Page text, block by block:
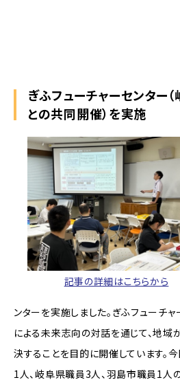
ぎふフューチャーセンター
との共同開催）を実施
記事の詳細はこちらから
ンターを実施しました。ぎふフューチ
による未来志向の対話を通じて、地
決することを目的に開催しています。
1人、岐阜県職員3人、羽島市職員1人